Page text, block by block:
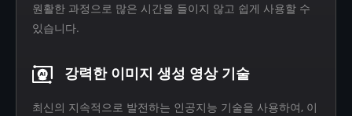
원활한 과정으로 많은 시간을 들이지 않고 쉽게 사용할 수
있습니다.
강력한 이미지 생성 영상 기술
최신의 지속적으로 발전하는 인공지능 기술을 사용하여, 이